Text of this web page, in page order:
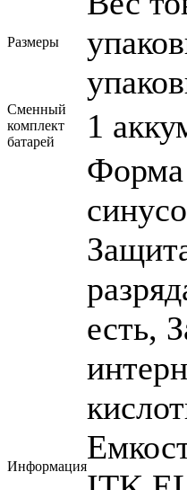
Размеры
Сменный
комплект
батарей
1
Информация
Форма
есть,